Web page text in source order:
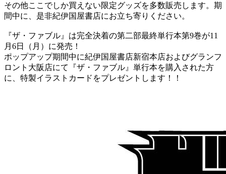
その他ここでしか買えない限定グッズを多数販売します。期
間中に、是非紀伊国屋書店にお立ち寄りください。
『ザ・ファブル』は完全決着の第二部最終単行本第9巻が11
月6日（月）に発売！
ポップアップ期間中に紀伊国屋書店新宿本店およびグランフ
ロント大阪店にて『ザ・ファブル』単行本を購入された方
に、特製イラストカードをプレゼントします！！